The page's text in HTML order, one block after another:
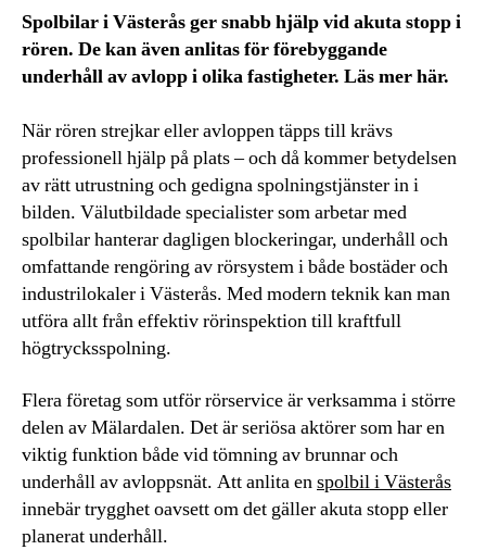
Spolbilar i Västerås ger snabb hjälp vid akuta stopp i
rören. De kan även anlitas för förebyggande
underhåll av avlopp i olika fastigheter. Läs mer här.
När rören strejkar eller avloppen täpps till krävs
professionell hjälp på plats – och då kommer betydelsen
av rätt utrustning och gedigna spolningstjänster in i
bilden. Välutbildade specialister som arbetar med
spolbilar hanterar dagligen blockeringar, underhåll och
omfattande rengöring av rörsystem i både bostäder och
industrilokaler i Västerås. Med modern teknik kan man
utföra allt från effektiv rörinspektion till kraftfull
högtrycksspolning.
Flera företag som utför rörservice är verksamma i större
delen av Mälardalen. Det är seriösa aktörer som har en
viktig funktion både vid tömning av brunnar och
underhåll av avloppsnät. Att anlita enspolbil i Västerås
innebär trygghet oavsett om det gäller akuta stopp eller
planerat underhåll.